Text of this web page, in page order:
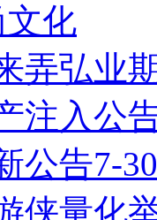
文化
弄弘业
注入公
公告7-30
侠量化